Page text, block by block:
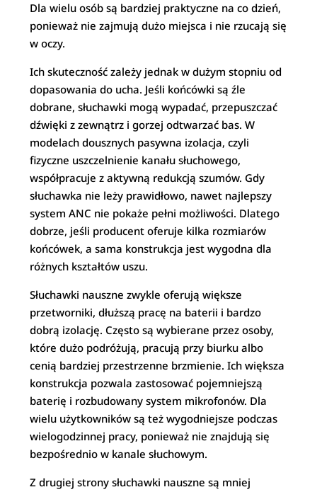
Dla wielu osób są bardziej praktyczne na co dzień,
ponieważ nie zajmują dużo miejsca i nie rzucają się
w oczy.
Ich skuteczność zależy jednak w dużym stopniu od
dopasowania do ucha. Jeśli końcówki są źle
dobrane, słuchawki mogą wypadać, przepuszczać
dźwięki z zewnątrz i gorzej odtwarzać bas. W
modelach dousznych pasywna izolacja, czyli
fizyczne uszczelnienie kanału słuchowego,
współpracuje z aktywną redukcją szumów. Gdy
słuchawka nie leży prawidłowo, nawet najlepszy
system ANC nie pokaże pełni możliwości. Dlatego
dobrze, jeśli producent oferuje kilka rozmiarów
końcówek, a sama konstrukcja jest wygodna dla
różnych kształtów uszu.
Słuchawki nauszne zwykle oferują większe
przetworniki, dłuższą pracę na baterii i bardzo
dobrą izolację. Często są wybierane przez osoby,
które dużo podróżują, pracują przy biurku albo
cenią bardziej przestrzenne brzmienie. Ich większa
konstrukcja pozwala zastosować pojemniejszą
baterię i rozbudowany system mikrofonów. Dla
wielu użytkowników są też wygodniejsze podczas
wielogodzinnej pracy, ponieważ nie znajdują się
bezpośrednio w kanale słuchowym.
Z drugiej strony słuchawki nauszne są mniej